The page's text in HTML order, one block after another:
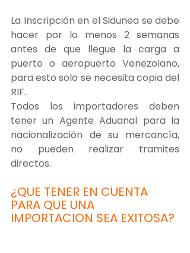
La Inscripción en el Sidunea se debe
hacer por lo menos 2 semanas
antes de que llegue la carga a
puerto o aeropuerto Venezolano,
para esto solo se necesita copia del
RIF.
Todos los importadores deben
tener un Agente Aduanal para la
nacionalización de su mercancía,
no pueden realizar tramites
directos.
¿QUE TENER EN CUENTA
PARA QUE UNA
IMPORTACION SEA EXITOSA?